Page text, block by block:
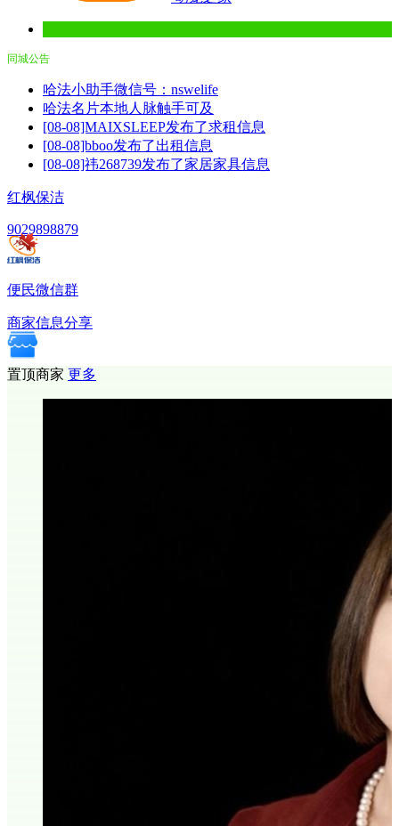
同城公告
哈法小助手微信号：nswelife
哈法名片本地人脉触手可及
[08-08]MAIXSLEEP发布了求租信息
[08-08]bboo发布了出租信息
[08-08]祎268739发布了家居家具信息
红枫保洁
9029898879
便民微信群
商家信息分享
置顶商家 更多